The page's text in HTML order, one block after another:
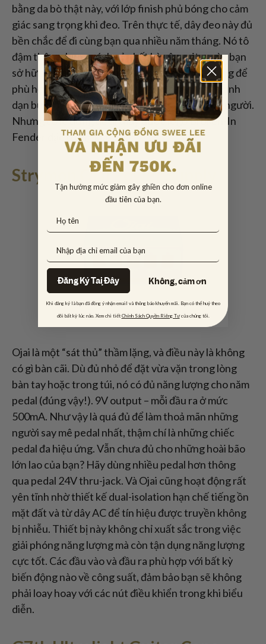
bằng da bò thật này, với lớp finish phủ bóng cho cảm
giác sang trọng khi đeo. Trên thực tế, dây đeo này đủ
bền chắc để đi cùng bạn qua nhiều năm tháng. Nó tô
đậm thêm phong cách của bất kỳ cây guitar nào bạn
sở hữu, dây cũng có thể được điều chỉnh dễ dàng để
phù hợp với hầu hết chiều cao và độ dài. Hãy mạnh
dạn bước lên sân khấu và gây ấn tượng với mọi người.
Nhưng có lẽ đừng để ai thấy được logo Broken-In
Fender đặc trưng kia.
Strymon Ojai Power Supply
Ojai là một “sát thủ” thầm lặng, và điều này là không
có gì bàn cãi. Dù đủ nhỏ để đặt vừa vặn trong lòng
bàn tay hoặc trong túi, nó có đủ năng lượng cho năm
pedal (đúng vậy!). 9V output – mỗi đầu ra ở mức
500mA. Như vậy là quá đủ để làm thoả mãn những
người say mê pedal nhất, thậm chí là những chiếc
pedal đa hiệu ứng. Vẫn chưa đủ cho những hoài bão
lớn lao của bạn? Hãy dùng nhiều pedal hơn thông
qua pedal 24V thru-jack. Và Ojai cũng hoạt động rất
yên tĩnh nhờ thiết kế dual-isolation hạn chế tiếng ồn
mặt đất và từ dây AC để tín hiệu được truyền không
bị nhiễu. Thiết bị này không chỉ xuất sắc trong việc
giải phóng năng lượng mà còn tận dụng năng lượng
cực tốt. Các đầu vào và đầu ra phù hợp với bất kỳ
biến động nào về công suất, đảm bảo bạn sẽ không
phải loay hoay với các nút điều khiển trong khi biểu
diễn.
Tận hưởng mức giảm gây ghiền cho đơn online
đầu tiên của bạn.
Đăng Ký Tại Đây Không, cảm ơn
Khi đăng ký là bạn đã đồng ý nhận email và thông báo khuyến mãi. Bạn có thể huỷ theo
dõi bất kỳ lúc nào. Xem chi tiết Chính Sách Quyền Riêng Tưcủa chúng tôi.